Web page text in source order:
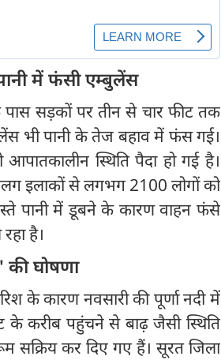
में फंसी एम्बुलेंस
पास सड़कों पर तीन से चार फीट तक
भी पानी के तेज बहाव में फंस गई।
स्थिति पैदा हो गई है।
इलाकों से लगभग 2100 लोगों को
पानी में डूबने के कारण वाहन फंसे
है।
की घोषणा
के कारण नवसारी की पूर्णा नदी में
के करीब पहुंचने से बाढ़ जैसी स्थिति
सक्रिय कर दिए गए हैं। सूरत जिला